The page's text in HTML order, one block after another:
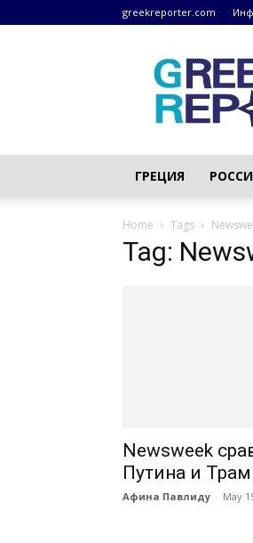
greekreporter.com
ГРЕЦИЯ
Home Tags
Tag:
Newsweek
Путина и
Афина Павлиду - May